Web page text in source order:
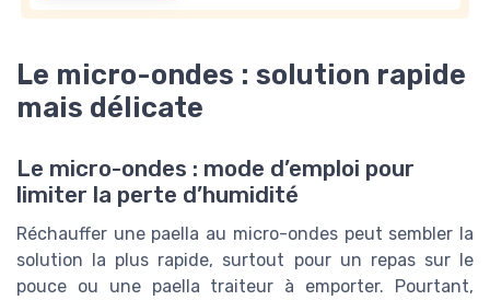
Le micro-ondes : solution rapide
mais délicate
Le micro-ondes : mode d’emploi pour
limiter la perte d’humidité
Réchauffer une paella au micro-ondes peut sembler la
solution la plus rapide, surtout pour un repas sur le
pouce ou une paella traiteur à emporter. Pourtant,